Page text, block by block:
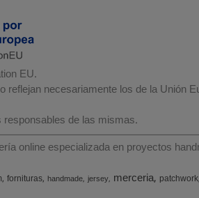
EU.
necesariamente los de la Unión
de las mismas.
online especializada en proyectos
fornituras handmade jersey merceria patchwork